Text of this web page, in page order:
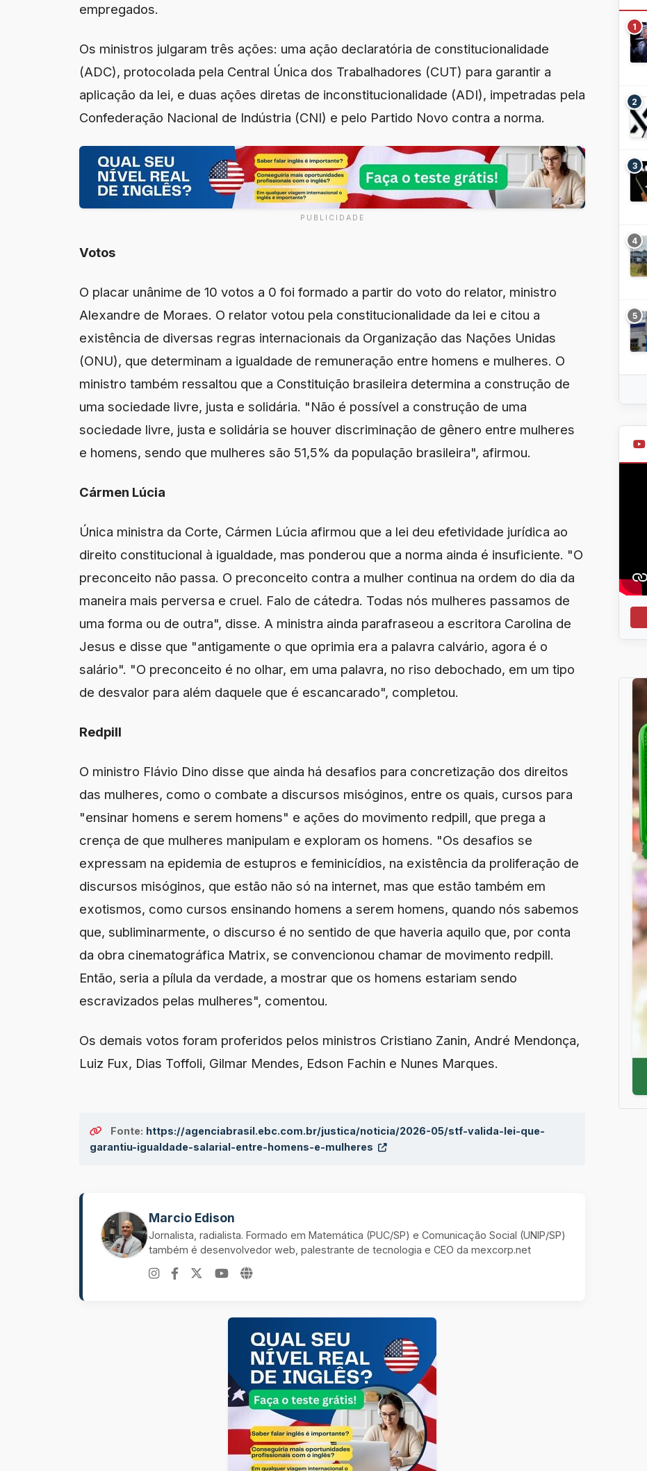
empregados.
Os ministros julgaram três ações: uma ação declaratória de constitucionalidade
(ADC), protocolada pela Central Única dos Trabalhadores (CUT) para garantir a
aplicação da lei, e duas ações diretas de inconstitucionalidade (ADI), impetradas pela
Confederação Nacional de Indústria (CNI) e pelo Partido Novo contra a norma.
PUBLICIDADE
Votos
O placar unânime de 10 votos a 0 foi formado a partir do voto do relator, ministro
Alexandre de Moraes. O relator votou pela constitucionalidade da lei e citou a
existência de diversas regras internacionais da Organização das Nações Unidas
(ONU), que determinam a igualdade de remuneração entre homens e mulheres. O
ministro também ressaltou que a Constituição brasileira determina a construção de
uma sociedade livre, justa e solidária. "Não é possível a construção de uma
sociedade livre, justa e solidária se houver discriminação de gênero entre mulheres
e homens, sendo que mulheres são 51,5% da população brasileira", afirmou.
Cármen Lúcia
Única ministra da Corte, Cármen Lúcia afirmou que a lei deu efetividade jurídica ao
direito constitucional à igualdade, mas ponderou que a norma ainda é insuficiente. "O
preconceito não passa. O preconceito contra a mulher continua na ordem do dia da
maneira mais perversa e cruel. Falo de cátedra. Todas nós mulheres passamos de
uma forma ou de outra", disse. A ministra ainda parafraseou a escritora Carolina de
Jesus e disse que "antigamente o que oprimia era a palavra calvário, agora é o
salário". "O preconceito é no olhar, em uma palavra, no riso debochado, em um tipo
de desvalor para além daquele que é escancarado", completou.
Redpill
O ministro Flávio Dino disse que ainda há desafios para concretização dos direitos
das mulheres, como o combate a discursos misóginos, entre os quais, cursos para
"ensinar homens e serem homens" e ações do movimento redpill, que prega a
crença de que mulheres manipulam e exploram os homens. "Os desafios se
expressam na epidemia de estupros e feminicídios, na existência da proliferação de
discursos misóginos, que estão não só na internet, mas que estão também em
exotismos, como cursos ensinando homens a serem homens, quando nós sabemos
que, subliminarmente, o discurso é no sentido de que haveria aquilo que, por conta
da obra cinematográfica Matrix, se convencionou chamar de movimento redpill.
Então, seria a pílula da verdade, a mostrar que os homens estariam sendo
escravizados pelas mulheres", comentou.
Os demais votos foram proferidos pelos ministros Cristiano Zanin, André Mendonça,
Luiz Fux, Dias Toffoli, Gilmar Mendes, Edson Fachin e Nunes Marques.
Fonte: https://agenciabrasil.ebc.com.br/justica/noticia/2026-05/stf-valida-lei-que-
garantiu-igualdade-salarial-entre-homens-e-mulheres
Marcio Edison
Jornalista, radialista. Formado em Matemática (PUC/SP) e Comunicação Social (UNIP/SP)
também é desenvolvedor web, palestrante de tecnologia e CEO da mexcorp.net
1
2
3
4
5